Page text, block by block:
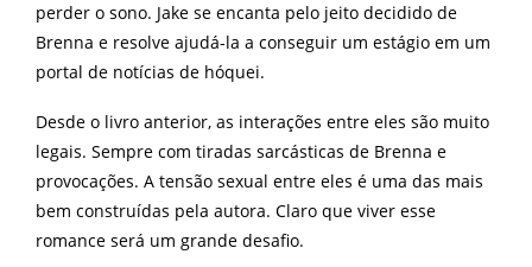
perder o sono. Jake se encanta pelo jeito decidido de
Brenna e resolve ajudá-la a conseguir um estágio em um
portal de notícias de hóquei.
Desde o livro anterior, as interações entre eles são muito
legais. Sempre com tiradas sarcásticas de Brenna e
provocações. A tensão sexual entre eles é uma das mais
bem construídas pela autora. Claro que viver esse
romance será um grande desafio.